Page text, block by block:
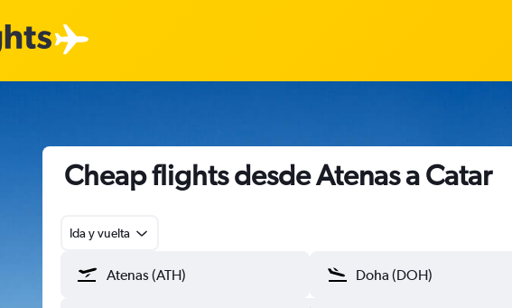
Cheap flights desde Atenas a Catar
Ida y vuelta